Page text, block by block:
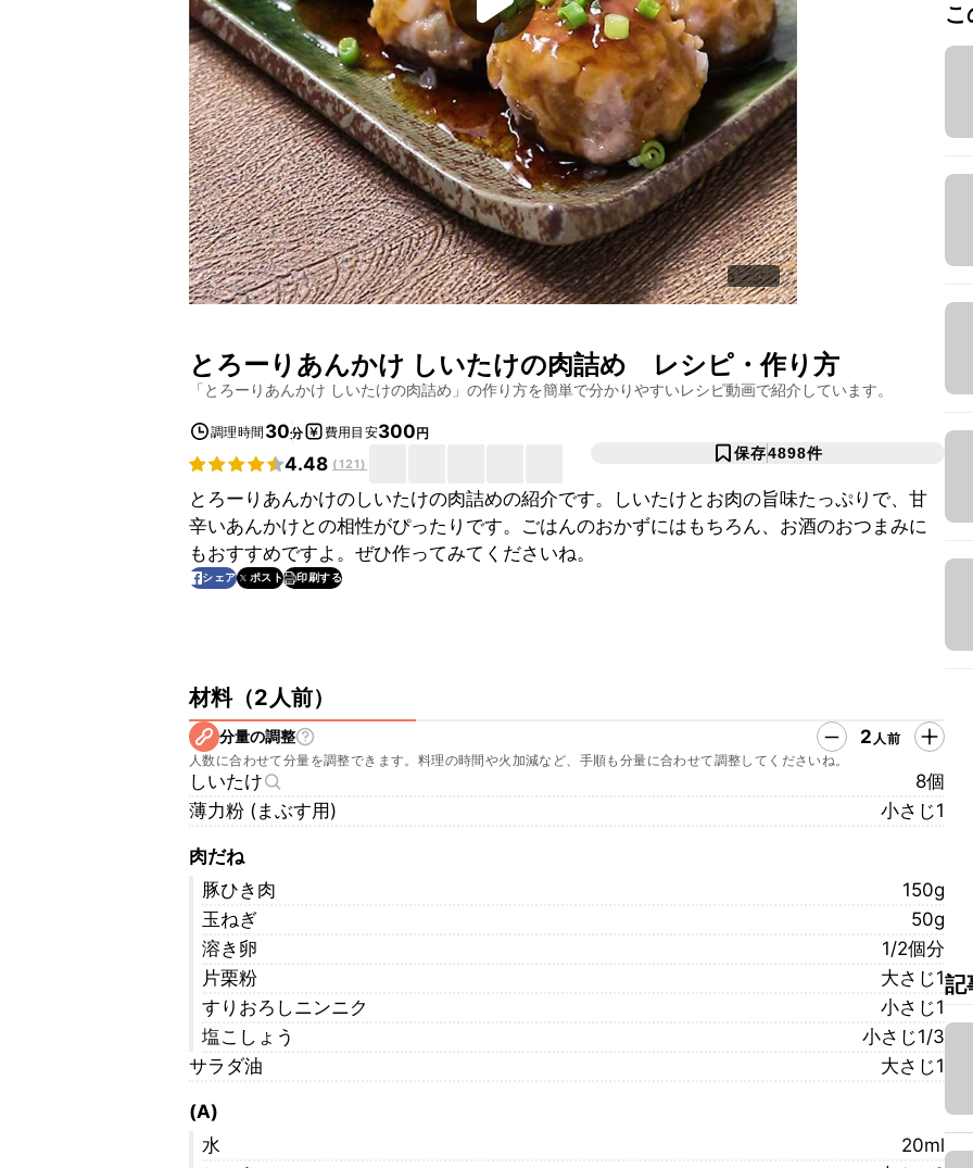
とろーりあんかけ しいたけの肉詰め レシピ・作り方
「とろーりあんかけ しいたけの肉詰め 」の作り方を簡単で分かりやすいレシピ動画で紹介しています。
調理時間 30分 費用目安300円
4.48 (121)
保存4898件
とろーりあんかけのしいたけの肉詰めの紹介です。しいたけとお肉の旨味たっぷりで、甘
辛いあんかけとの相性がぴったりです。ごはんのおかずにはもちろん、お酒のおつまみに
もおすすめですよ。ぜひ作ってみてくださいね。
シェア ポスト 印刷する
材料（2人前）
分量の調整 2 人前
人数に合わせて分量を調整できます。料理の時間や火加減など、手順も分量に合わせて調整してくださいね。
しいたけ
8個
薄力粉 (まぶす用)
小さじ1
肉だね
豚ひき肉
150g
玉ねぎ
50g
溶き卵
1/2個分
片栗粉
大さじ1
すりおろしニンニク
小さじ1
塩こしょう
小さじ1/3
サラダ油
大さじ1
(A)
水
20ml
記